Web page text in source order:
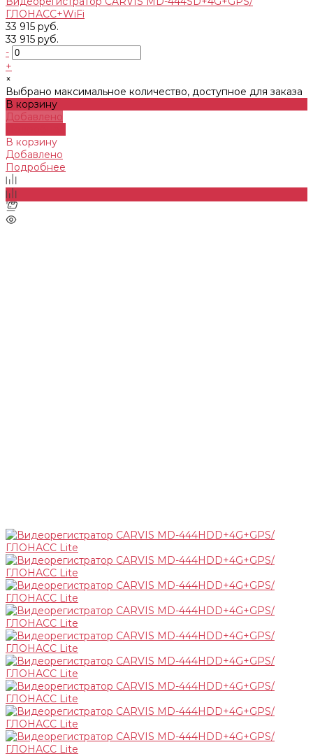
ГЛОНАСС+WiFi
33 915 руб.
33 915 руб.
-
+
×
Выбрано максимальное количество, доступное для заказа
В корзину
Добавлено
В корзину
Добавлено
Подробнее